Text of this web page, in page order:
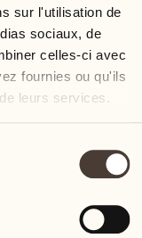
sur l'utilisation de
sociaux, de
celles-ci avec
fournies ou qu'ils
leurs services.
qui comprend la
alla Maggia
permettant aux
en suivant une